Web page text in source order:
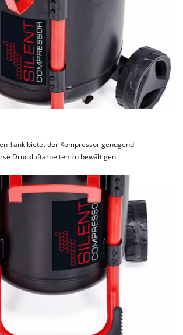
Tank bietet der Kompressor genügend
Druckluftarbeiten zu bewältigen.